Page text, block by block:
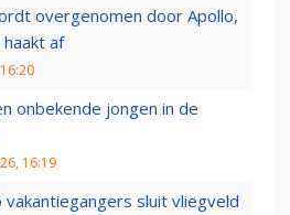
overgenomen door Apollo,
haakt af
onbekende jongen in de
16:19
vakantiegangers sluit vliegveld